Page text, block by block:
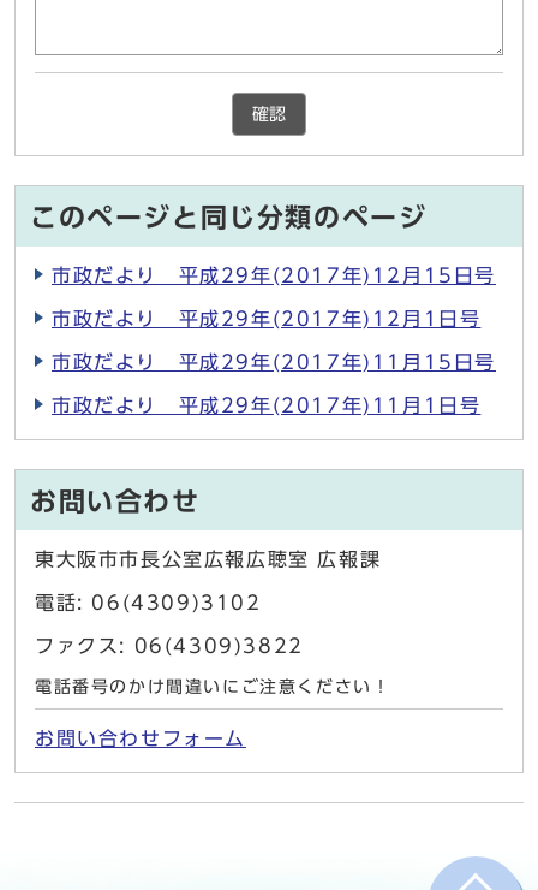
確認
このページと同じ分類のページ
市政だより 平成29年(2017年)12月15日号
市政だより 平成29年(2017年)12月1日号
市政だより 平成29年(2017年)11月15日号
市政だより 平成29年(2017年)11月1日号
お問い合わせ
東大阪市市長公室広報広聴室 広報課
電話: 06(4309)3102
ファクス: 06(4309)3822
電話番号のかけ間違いにご注意ください！
お問い合わせフォーム